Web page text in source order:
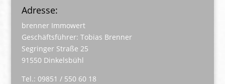
Adresse:
brenner Immowert
Geschäftsführer: Tobias Brenner
Segringer Straße 25
91550 Dinkelsbühl
Tel.: 09851 / 550 60 18